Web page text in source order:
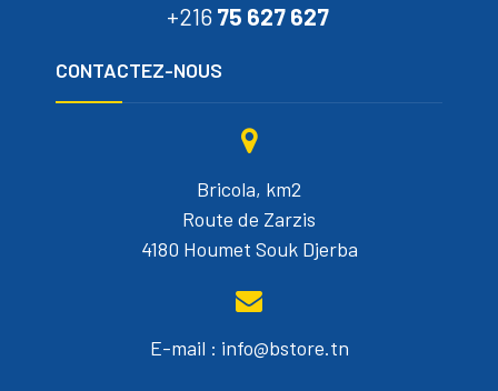
+216 75 627 627
CONTACTEZ-NOUS
Bricola, km2
Route de Zarzis
4180 Houmet Souk Djerba
E-mail : info@bstore.tn